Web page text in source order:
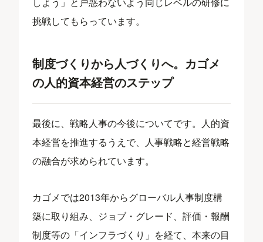
挑戦してもらっています。
制度づくりから人づくりへ。カゴメ
の人的資本経営のステップ
最後に、戦略人事の今後についてです。人的資
本経営を推進するうえで、人事戦略と経営戦略
の融合が求められています。
カゴメでは2013年からグローバル人事制度構
築に取り組み、ジョブ・グレード、評価・報酬
制度等の「インフラづくり」を経て、本来の目